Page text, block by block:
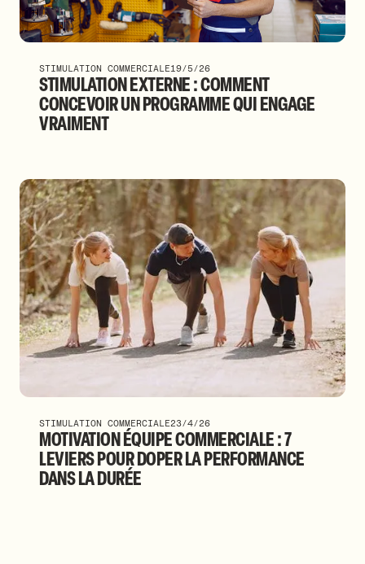
STIMULATION COMMERCIALE19/5/26
STIMULATION EXTERNE : COMMENT
CONCEVOIR UN PROGRAMME QUI ENGAGE
VRAIMENT
STIMULATION COMMERCIALE23/4/26
MOTIVATION ÉQUIPE COMMERCIALE : 7
LEVIERS POUR DOPER LA PERFORMANCE
DANS LA DURÉE